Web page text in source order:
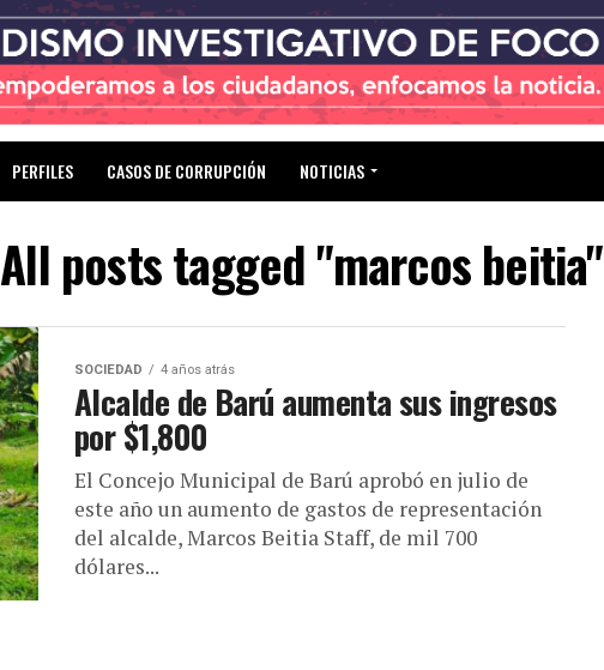
PERFILES CASOS DE CORRUPCIÓN NOTICIAS
All posts tagged "marcos beitia"
SOCIEDAD 4 años atrás
Alcalde de Barú aumenta sus ingresos
por $1,800
El Concejo Municipal de Barú aprobó en julio de
este año un aumento de gastos de representación
del alcalde, Marcos Beitia Staff, de mil 700
dólares...